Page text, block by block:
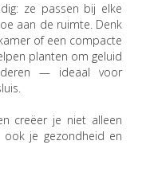
ze passen bij elke
aan de ruimte. Denk
of een compacte
planten om geluid
— ideaal voor
creëer je niet alleen
je gezondheid en